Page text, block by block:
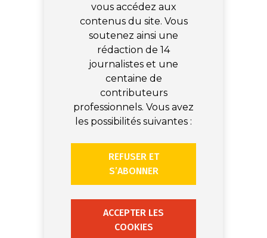
vous accédez aux
contenus du site. Vous
soutenez ainsi une
rédaction de 14
journalistes et une
centaine de
contributeurs
professionnels. Vous avez
les possibilités suivantes :
REFUSER ET
S’ABONNER
ACCEPTER LES
COOKIES